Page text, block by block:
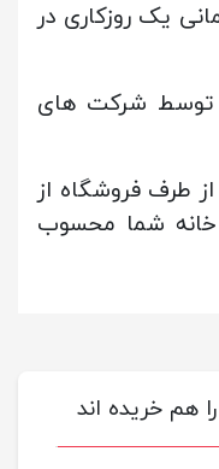
یک روزکاری در
توسط شرکت های
طرف فروشگاه از
خانه شما محسوب
هم خریده اند